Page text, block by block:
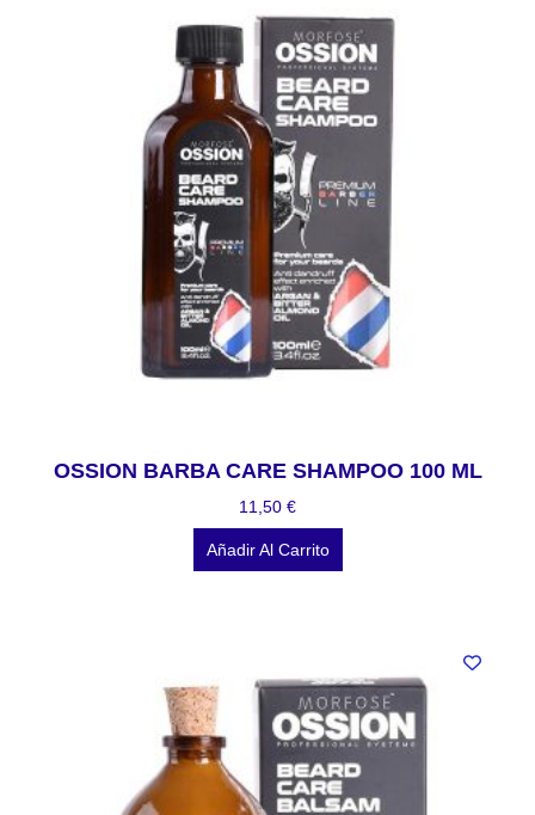
OSSION BARBA CARE SHAMPOO 100 ML
11,50 €
Añadir Al Carrito